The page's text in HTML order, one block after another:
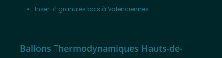
Insert à granulés bois à Valenciennes
Ballons Thermodynamiques Hauts-de-